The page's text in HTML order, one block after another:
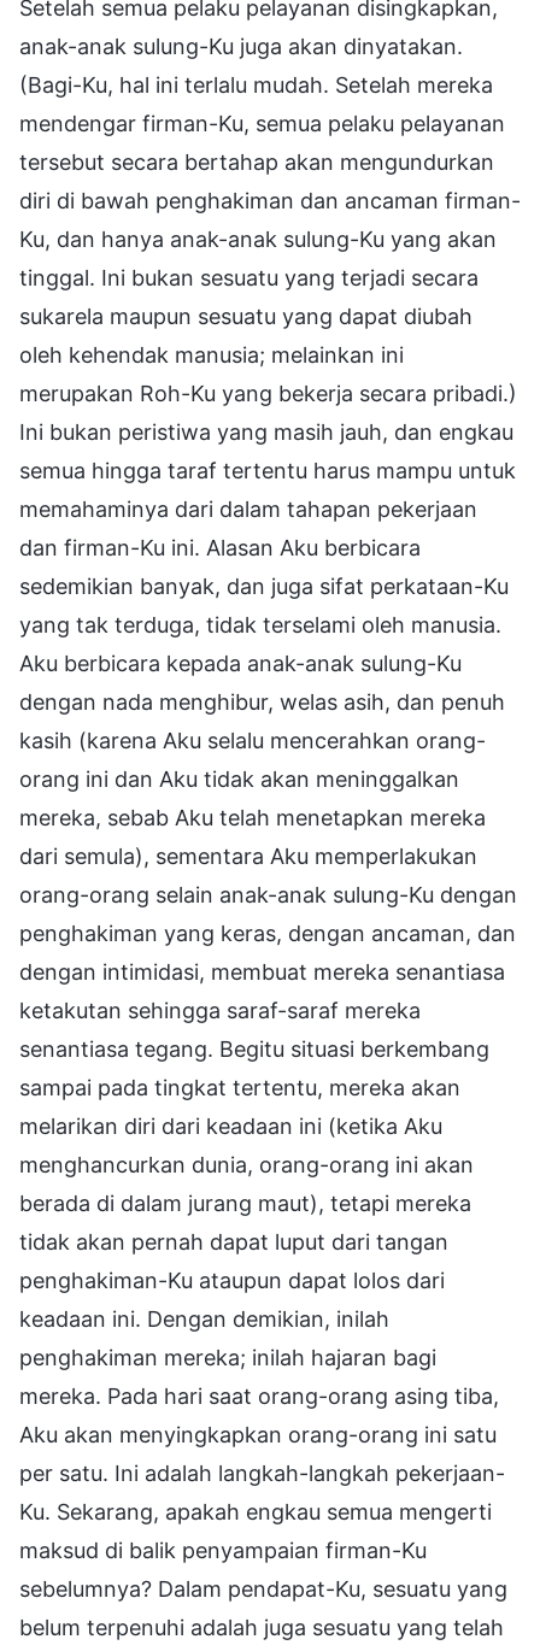
Setelah semua pelaku pelayanan disingkapkan,
anak-anak sulung-Ku juga akan dinyatakan.
(Bagi-Ku, hal ini terlalu mudah. Setelah mereka
mendengar firman-Ku, semua pelaku pelayanan
tersebut secara bertahap akan mengundurkan
diri di bawah penghakiman dan ancaman firman-
Ku, dan hanya anak-anak sulung-Ku yang akan
tinggal. Ini bukan sesuatu yang terjadi secara
sukarela maupun sesuatu yang dapat diubah
oleh kehendak manusia; melainkan ini
merupakan Roh-Ku yang bekerja secara pribadi.)
Ini bukan peristiwa yang masih jauh, dan engkau
semua hingga taraf tertentu harus mampu untuk
memahaminya dari dalam tahapan pekerjaan
dan firman-Ku ini. Alasan Aku berbicara
sedemikian banyak, dan juga sifat perkataan-Ku
yang tak terduga, tidak terselami oleh manusia.
Aku berbicara kepada anak-anak sulung-Ku
dengan nada menghibur, welas asih, dan penuh
kasih (karena Aku selalu mencerahkan orang-
orang ini dan Aku tidak akan meninggalkan
mereka, sebab Aku telah menetapkan mereka
dari semula), sementara Aku memperlakukan
orang-orang selain anak-anak sulung-Ku dengan
penghakiman yang keras, dengan ancaman, dan
dengan intimidasi, membuat mereka senantiasa
ketakutan sehingga saraf-saraf mereka
senantiasa tegang. Begitu situasi berkembang
sampai pada tingkat tertentu, mereka akan
melarikan diri dari keadaan ini (ketika Aku
menghancurkan dunia, orang-orang ini akan
berada di dalam jurang maut), tetapi mereka
tidak akan pernah dapat luput dari tangan
penghakiman-Ku ataupun dapat lolos dari
keadaan ini. Dengan demikian, inilah
penghakiman mereka; inilah hajaran bagi
mereka. Pada hari saat orang-orang asing tiba,
Aku akan menyingkapkan orang-orang ini satu
per satu. Ini adalah langkah-langkah pekerjaan-
Ku. Sekarang, apakah engkau semua mengerti
maksud di balik penyampaian firman-Ku
sebelumnya? Dalam pendapat-Ku, sesuatu yang
belum terpenuhi adalah juga sesuatu yang telah